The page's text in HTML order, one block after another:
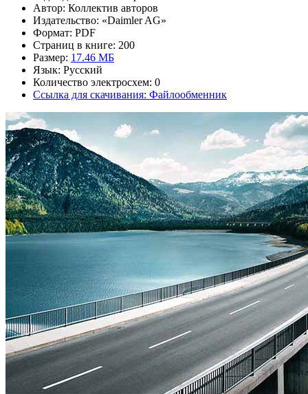
Автор: Коллектив авторов
Издательство: «Daimler AG»
Формат: PDF
Страниц в книге: 200
Размер: 17.46 МБ
Язык: Русский
Количество электросхем: 0
Ссылка для скачивания: Файлообменник